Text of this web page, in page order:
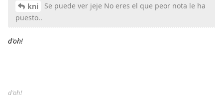
kni
Se puede ver jeje No eres el que peor nota le ha
puesto..
d'oh!
d'oh!